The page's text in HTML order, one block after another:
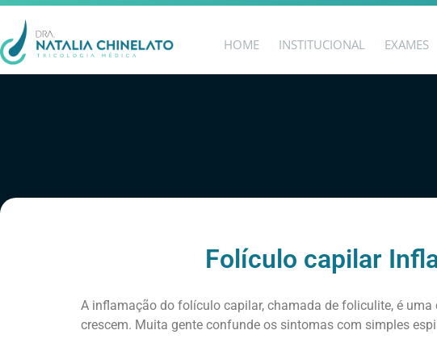
HOME INSTITUCIONAL EXAMES
Folículo capilar
A inflamação do folículo capilar, chamada de foliculite, é
crescem. Muita gente confunde os sintomas com simples